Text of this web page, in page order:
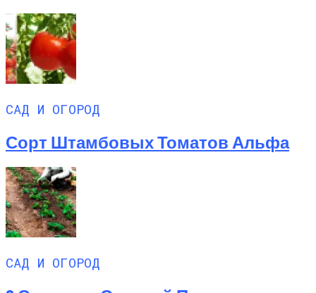
САД И ОГОРОД
Сорт Штамбовых Томатов Альфа
САД И ОГОРОД